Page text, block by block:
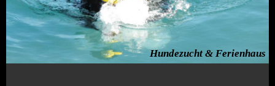
Hundezucht & Ferienhaus